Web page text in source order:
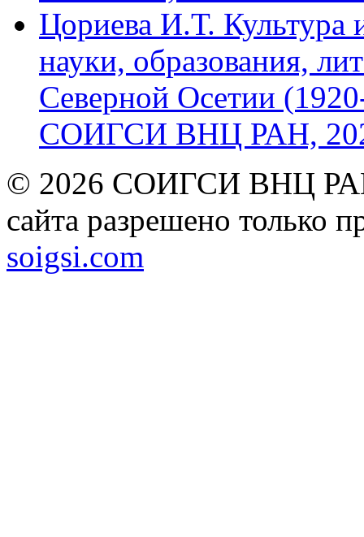
Цориева И.Т. Культура
науки, образования,
Северной Осетии
СОИГСИ ВНЦ РАН,
© 2026 СОИГСИ ВНЦ РАН
сайта разрешено только
soigsi.com